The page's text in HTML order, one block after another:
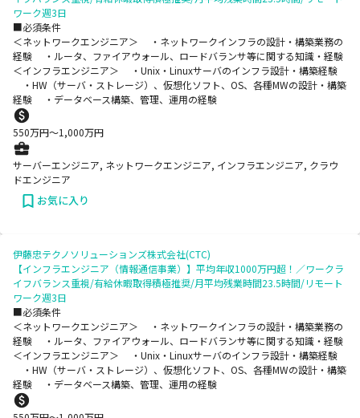
ワーク週3日
■必須条件
＜ネットワークエンジニア＞ ・ネットワークインフラの設計・構築業務の
経験 ・ルータ、ファイアウォール、ロードバランサ等に関する知識・経験
＜インフラエンジニア＞ ・Unix・Linuxサーバのインフラ設計・構築経験
・HW（サーバ・ストレージ）、仮想化ソフト、OS、各種MWの設計・構築
経験 ・データベース構築、管理、運用の経験
550万円〜1,000万円
サーバーエンジニア, ネットワークエンジニア, インフラエンジニア, クラウ
ドエンジニア
お気に入り
伊藤忠テクノソリューションズ株式会社(CTC)
【インフラエンジニア（情報通信事業）】平均年収1000万円超！／ワークラ
イフバランス重視/有給休暇取得積極推奨/月平均残業時間23.5時間/リモート
ワーク週3日
■必須条件
＜ネットワークエンジニア＞ ・ネットワークインフラの設計・構築業務の
経験 ・ルータ、ファイアウォール、ロードバランサ等に関する知識・経験
＜インフラエンジニア＞ ・Unix・Linuxサーバのインフラ設計・構築経験
・HW（サーバ・ストレージ）、仮想化ソフト、OS、各種MWの設計・構築
経験 ・データベース構築、管理、運用の経験